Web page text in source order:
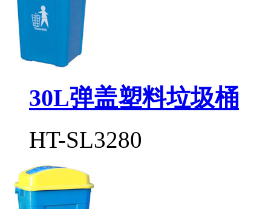
30L弹盖塑料垃圾桶
HT-SL3280